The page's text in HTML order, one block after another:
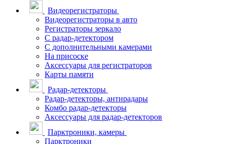
Видеорегистраторы
Видеорегистраторы в авто
Регистраторы зеркало
С радар-детектором
С дополнительными камерами
На присоске
Аксессуары для регистраторов
Карты памяти
Радар-детекторы
Радар-детекторы, антирадары
Комбо радар-детекторы
Аксессуары для радар-детекторов
Парктроники, камеры
Парктроники